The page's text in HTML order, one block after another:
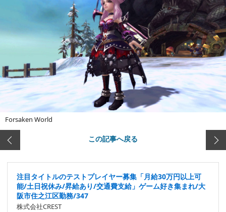
Forsaken World
この記事へ戻る
注目タイトルのテストプレイヤー募集「月給30万円以上可
能/土日祝休み/昇給あり/交通費支給」ゲーム好き集まれ/大
阪市住之江区勤務/347
株式会社CREST